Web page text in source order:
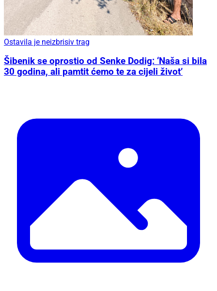
Ostavila je neizbrisiv trag
Šibenik se oprostio od Senke Dodig: ‘Naša si bila
30 godina, ali pamtit ćemo te za cijeli život’